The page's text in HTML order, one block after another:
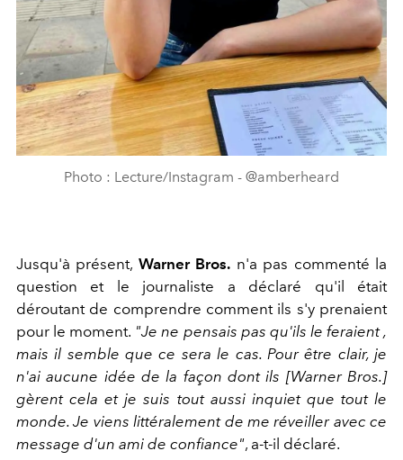
Photo : Lecture/Instagram - @amberheard
Jusqu'à présent, Warner Bros. n'a pas commenté la
question et le journaliste a déclaré qu'il était
déroutant de comprendre comment ils s'y prenaient
pour le moment. "Je ne pensais pas qu'ils le feraient ,
mais il semble que ce sera le cas. Pour être clair, je
n'ai aucune idée de la façon dont ils [Warner Bros.]
gèrent cela et je suis tout aussi inquiet que tout le
monde. Je viens littéralement de me réveiller avec ce
message d'un ami de confiance", a-t-il déclaré.